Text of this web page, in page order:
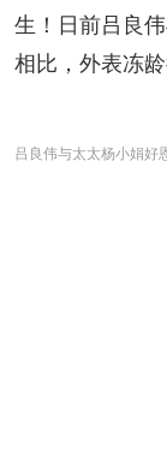
生！日前吕良
相比，外表冻龄
吕良伟与太太杨小娟好